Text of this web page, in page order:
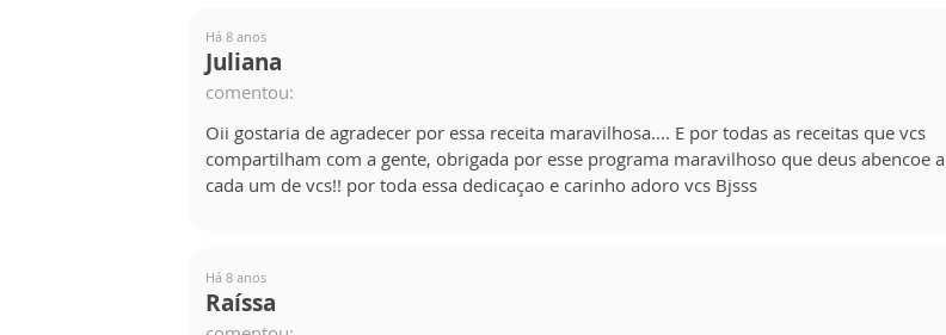
Há 8 anos
Juliana
comentou:
Oii gostaria de agradecer por essa receita maravilhosa.... E por todas as receitas que vcs
compartilham com a gente, obrigada por esse programa maravilhoso que deus abencoe a
cada um de vcs!! por toda essa dedicaçao e carinho adoro vcs Bjsss
Há 8 anos
Raíssa